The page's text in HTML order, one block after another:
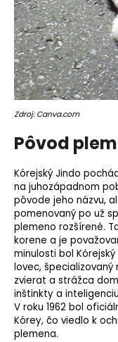
Zdroj: Canva.com
Pôvod
Kórejský Jindo
na juhozápadnom
pôvode jeho názvu,
pomenovaný po už
plemeno rozšírené.
korene a je
minulosti bol
lovec, špecializovaný
zvierat a strážca
inštinkty a
V roku 1962 bol
Kórey, čo viedlo k
plemena.
O
d
p
o
ú
a
m
e